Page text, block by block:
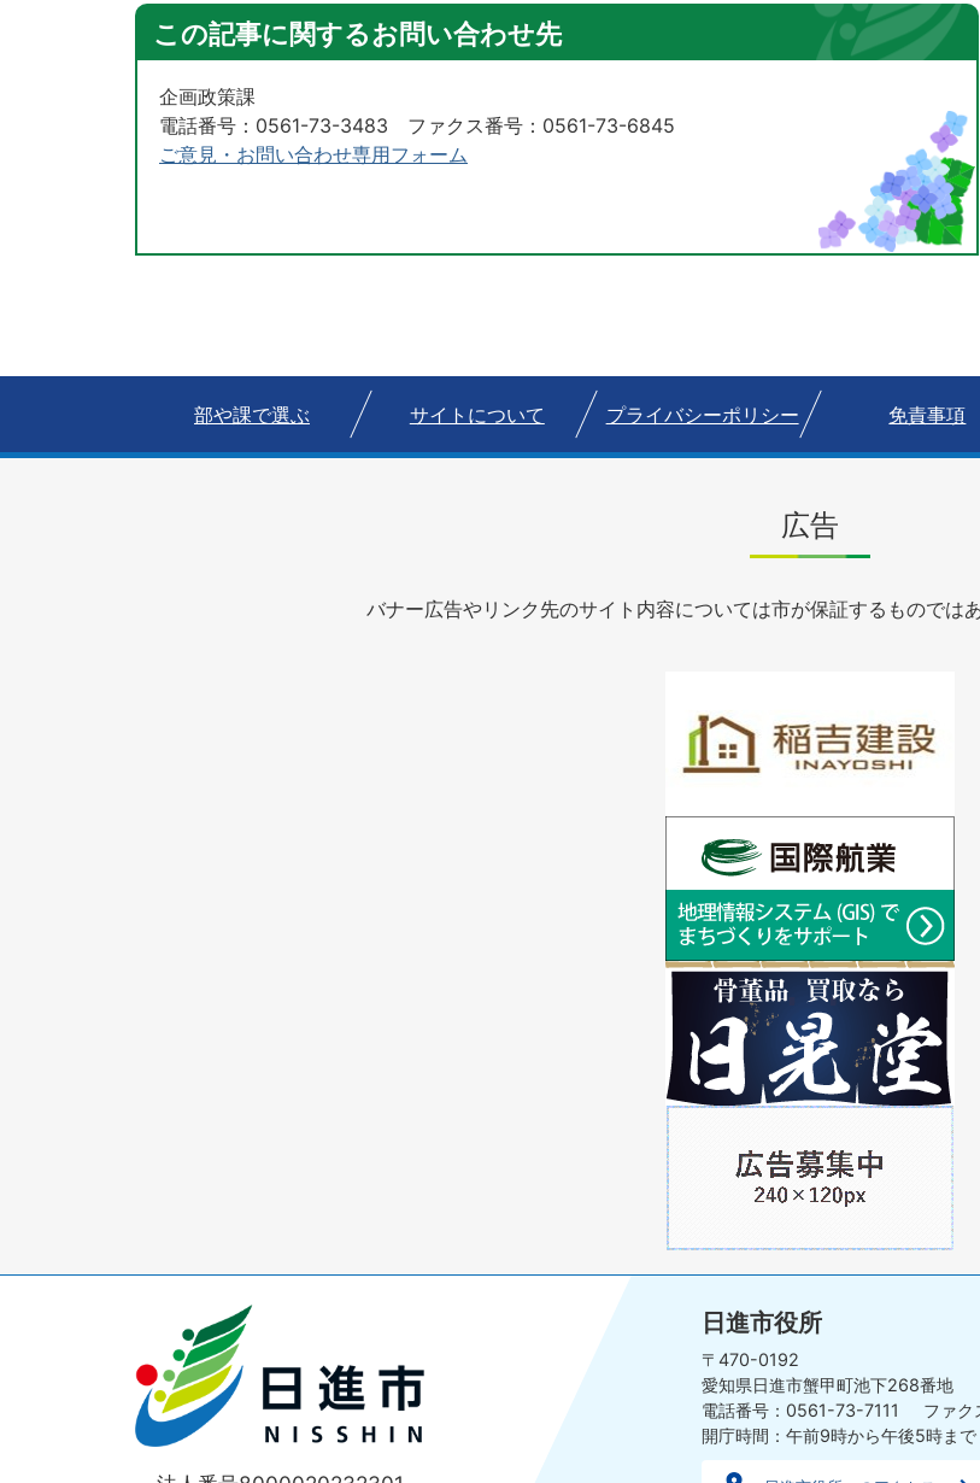
この記事に関するお問い合わせ先
企画政策課
電話番号：0561-73-3483 ファクス番号：0561-73-6845
ご意見・お問い合わせ専用フォーム
部や課で選ぶ サイトについて プライバシーポリシー 免責事項
広告
バナー広告やリンク先のサイト内容については市が保証するものではあ
の
ド
目
の
ス
ラ
1
の
ス
ラ
イ
ド
1
枚
目
の
ス
日進市役所
〒470-0192
愛知県日進市蟹甲町池下268番地
電話番号：0561-73-7111
ファ
開庁時間：午前9時から午後5時まで